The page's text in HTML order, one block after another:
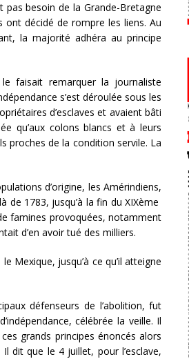
pas besoin de la Grande-Bretagne
décidé de rompre les liens. Au
la majorité adhéra au principe
faisait remarquer la journaliste
s’est déroulée sous les
d’esclaves et avaient bâti
qu’aux colons blancs et à leurs
proches de la condition servile. La
d’origine, les Amérindiens,
de 1783, jusqu’à la fin du XIXème
famines provoquées, notamment
d’en avoir tué des milliers.
Mexique, jusqu’à ce qu’il atteigne
défenseurs de l’abolition, fut
célébrée la veille. Il
grands principes énoncés alors
dit que le 4 juillet, pour l’esclave,